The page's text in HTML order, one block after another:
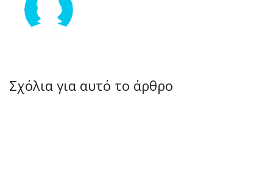
Σχόλια για αυτό το άρθρο